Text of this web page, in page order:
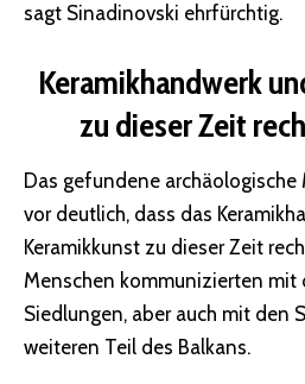
sagt Sinadinovski ehrfürchtig.
Keramikhandwerk
zu dieser Zeit
Das gefundene
vor deutlich, dass das
Keramikkunst zu dieser Zeit
Menschen kommunizierten mit
Siedlungen, aber auch mit den
weiteren Teil des Balkans.